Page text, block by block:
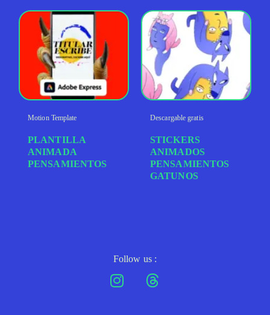
Motion Template
PLANTILLA
ANIMADA
PENSAMIENTOS
Descargable gratis
STICKERS
ANIMADOS
PENSAMIENTOS
GATUNOS
Follow us :